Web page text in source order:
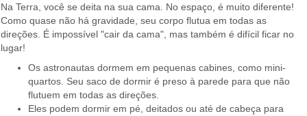
Na Terra, você se deita na sua cama. No espaço, é muito diferente!
Como quase não há gravidade, seu corpo flutua em todas as
direções. É impossível "cair da cama", mas também é difícil ficar no
lugar!
Os astronautas dormem em pequenas cabines, como mini-
quartos. Seu saco de dormir é preso à parede para que não
flutuem em todas as direções.
Eles podem dormir em pé, deitados ou até de cabeça para